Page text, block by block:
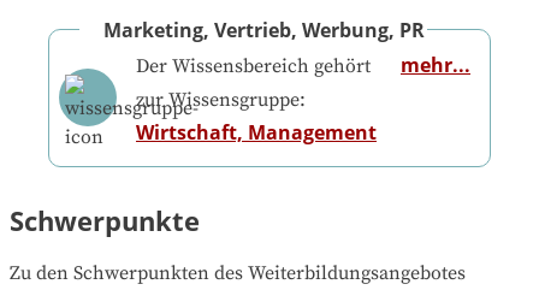
Marketing, Vertrieb, Werbung, PR
Der Wissensbereich gehört
zur Wissensgruppe:
Wirtschaft, Management
mehr...
Schwerpunkte
Zu den Schwerpunkten des Weiterbildungsangebotes